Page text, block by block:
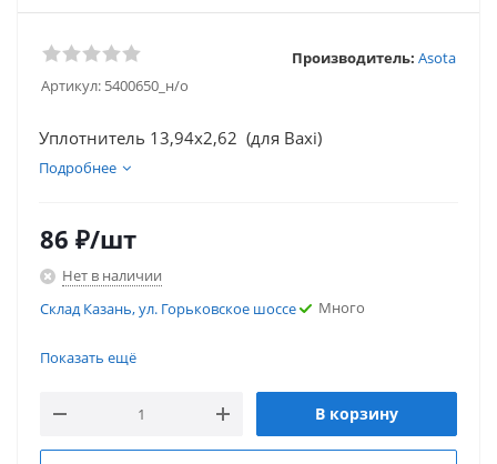
Артикул: 5400650_н/о
Производитель: Asota
Уплотнитель 13,94x2,62 (для Baxi)
Подробнее
86 ₽/шт
Нет в наличии
Склад Казань, ул. Горьковское шоссе
Много
Показать ещё
В корзину